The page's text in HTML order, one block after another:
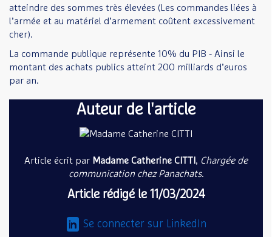
atteindre des sommes très élevées (Les commandes liées à
l’armée et au matériel d’armement coûtent excessivement
cher).
La commande publique représente 10% du PIB - Ainsi le
montant des achats publics atteint 200 milliards d’euros
par an.
Auteur de l'article
Article écrit par Madame Catherine CITTI , Chargée de
communication chez Panachats.
Article rédigé le 11/03/2024
Se connecter sur LinkedIn